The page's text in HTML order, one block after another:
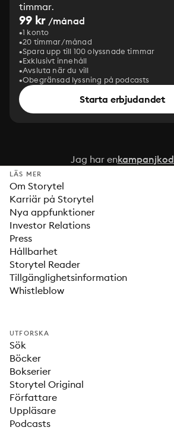
timmar.
99 kr /månad
1 konto
20 timmar/månad
Spara upp till 100 olyssnade timmar
Exklusivt innehåll
Avsluta när du vill
Obegränsad lyssning på podcasts
Starta erbjudandet
Jag har enkampanjkod
LÄS MER
Om Storytel
Karriär på Storytel
Nya appfunktioner
Investor Relations
Press
Hållbarhet
Storytel Reader
Tillgänglighetsinformation
Whistleblow
UTFORSKA
Sök
Böcker
Bokserier
Storytel Original
Författare
Uppläsare
Podcasts